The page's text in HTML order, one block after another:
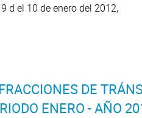
d el 10 de enero del 2012,
DE
ENERO - AÑO